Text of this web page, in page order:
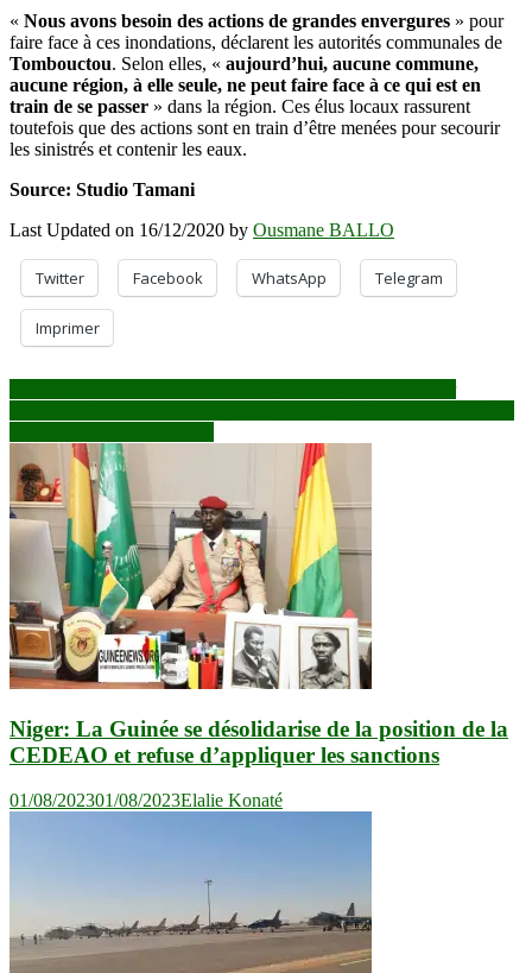
« Nous avons besoin des actions de grandes envergures » pour
faire face à ces inondations, déclarent les autorités communales de
Tombouctou. Selon elles, « aujourd’hui, aucune commune,
aucune région, à elle seule, ne peut faire face à ce qui est en
train de se passer » dans la région. Ces élus locaux rassurent
toutefois que des actions sont en train d’être menées pour secourir
les sinistrés et contenir les eaux.
Source: Studio Tamani
Last Updated on 16/12/2020 by Ousmane BALLO
Twitter Facebook WhatsApp Telegram
Imprimer
Navigation
de
l’article
Niger: La Guinée se désolidarise de la position de la
CEDEAO et refuse d’appliquer les sanctions
01/08/202301/08/2023Elalie Konaté